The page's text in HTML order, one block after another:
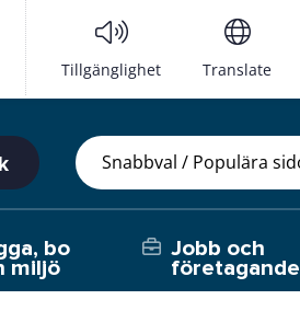
Tillgänglighet Translate
bo
miljö
Jobb och
företagande